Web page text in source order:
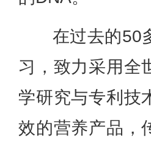
在过去的50
习，致力采用全
学研究与专利技
效的营养产品，